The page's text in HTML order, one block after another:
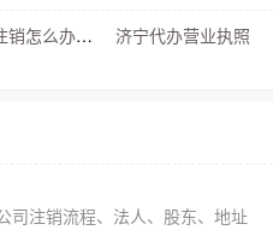
济宁公司注销怎么办流程
济宁代办营业执照
司注销流程、法人、股东、地址